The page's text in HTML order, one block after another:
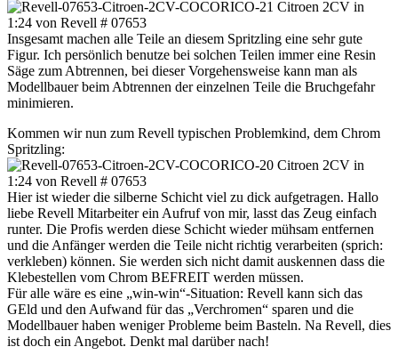
Insgesamt machen alle Teile an diesem Spritzling eine sehr gute
Figur. Ich persönlich benutze bei solchen Teilen immer eine Resin
Säge zum Abtrennen, bei dieser Vorgehensweise kann man als
Modellbauer beim Abtrennen der einzelnen Teile die Bruchgefahr
minimieren.
Kommen wir nun zum Revell typischen Problemkind, dem Chrom
Spritzling:
Hier ist wieder die silberne Schicht viel zu dick aufgetragen. Hallo
liebe Revell Mitarbeiter ein Aufruf von mir, lasst das Zeug einfach
runter. Die Profis werden diese Schicht wieder mühsam entfernen
und die Anfänger werden die Teile nicht richtig verarbeiten (sprich:
verkleben) können. Sie werden sich nicht damit auskennen dass die
Klebestellen vom Chrom BEFREIT werden müssen.
Für alle wäre es eine „win-win“-Situation: Revell kann sich das
GEld und den Aufwand für das „Verchromen“ sparen und die
Modellbauer haben weniger Probleme beim Basteln. Na Revell, dies
ist doch ein Angebot. Denkt mal darüber nach!